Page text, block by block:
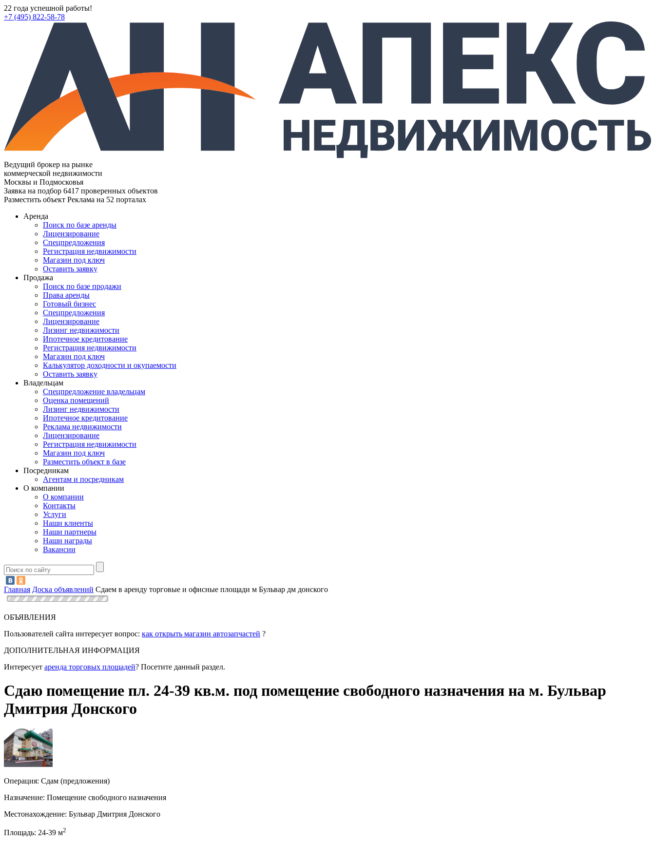
22 года успешной работы!
+7 (495) 822-58-78
Ведущий брокер на рынке
коммерческой недвижимости
Москвы и Подмосковья
Заявка на подбор 6417 проверенных объектов
Разместить объект Реклама на 52 порталах
Аренда
Поиск по базе аренды
Лицензирование
Спецпредложения
Регистрация недвижимости
Магазин под ключ
Оставить заявку
Продажа
Поиск по базе продажи
Права аренды
Готовый бизнес
Спецпредложения
Лицензирование
Лизинг недвижимости
Ипотечное кредитование
Регистрация недвижимости
Магазин под ключ
Калькулятор доходности и окупаемости
Оставить заявку
Владельцам
Спецпредложение владельцам
Оценка помещений
Лизинг недвижимости
Ипотечное кредитование
Реклама недвижимости
Лицензирование
Регистрация недвижимости
Магазин под ключ
Разместить объект в базе
Посредникам
Агентам и посредникам
О компании
О компании
Контакты
Услуги
Наши клиенты
Наши партнеры
Наши награды
Вакансии
Главная Доска объявлений Сдаем в аренду торговые и офисные площади м Бульвар дм донского
ОБЪЯВЛЕНИЯ
Пользователей сайта интересует вопрос: как открыть магазин автозапчастей ?
ДОПОЛНИТЕЛЬНАЯ ИНФОРМАЦИЯ
Интересует аренда торговых площадей? Посетите данный раздел.
Сдаю помещение пл. 24-39 кв.м. под помещение свободного назначения на м. Бульвар
Дмитрия Донского
Операция: Сдам (предложения)
Назначение: Помещение свободного назначения
Местонахождение: Бульвар Дмитрия Донского
Площадь: 24-39 м2